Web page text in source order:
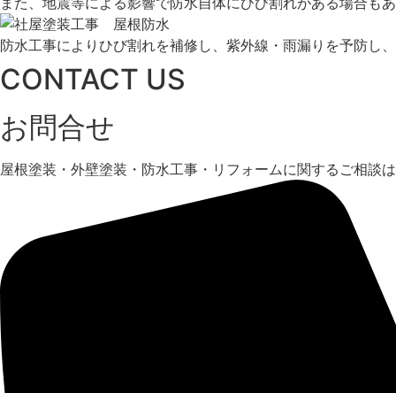
防水工事によりひび割れを補修し、紫外線・雨漏りを予防し
CONTACT US
お問合せ
屋根塗装・外壁塗装・防水工事・リフォームに関するご相談